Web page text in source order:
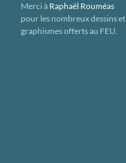
Merci à Raphaël Rouméas
pour les nombreux dessins et
graphismes offerts au FEU.